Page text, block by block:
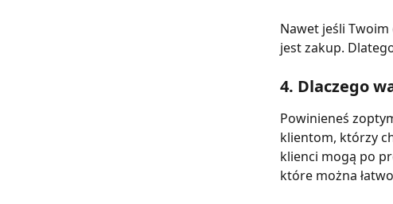
Nawet jeśli
jest zakup.
4. Dlaczego
Powinieneś
klientom, którzy
klienci mogą po
które można